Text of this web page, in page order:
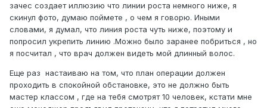
зачес создает иллюзию что линии роста немного ниже, я
скинул фото, думаю поймете , о чем я говорю. Иными
словами, я думал, что линия роста чуть ниже, поэтому и
попросил укрепить линию .Можно было заранее побриться , но
я посчитал , что врач должен видеть мой длинный волос.
Еще раз настаиваю на том, что план операции должен
проходить в спокойной обстановке, это не должно быть
мастер классом , где на тебя смотрят 10 человек, кстати мне